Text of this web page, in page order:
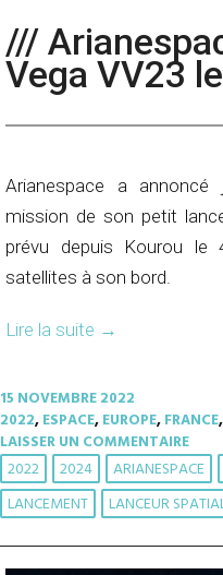
///
Vega VV23
Arianespace a
mission de son petit
prévu depuis Kourou le
satellites à son bord.
Lire la suite →
15 NOVEMBRE 2022
2022,ESPACE,EUROPE,FRANCE,
LAISSER UN COMMENTAIRE
2022 2024 ARIANESPACE
LANCEMENT
LANCEUR